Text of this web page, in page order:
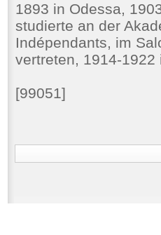
1893 in Odessa,
studierte an der
Indépendants, im
vertreten, 1914-
[99051]